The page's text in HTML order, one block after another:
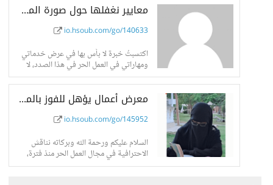
معايير نغفلها حول صورة المشروع في "معرض الأعمال" - حسوب I/O
io.hsoub.com/go/140633
اكتسبتُ خبرة لا بأس بها في عرض خدماتي
ومهاراتي في العمل الحر في هذا الصدد، لا
معرض أعمال يؤهل للفوز بالمشاريع، ما هي أهم صفاته؟ - حسوب I/O
io.hsoub.com/go/145952
السلام عليكم ورحمة الله وبركاته نناقش
الاحترافية في مجال العمل الحر منذ فترة،
ونحاول الوصول إلى